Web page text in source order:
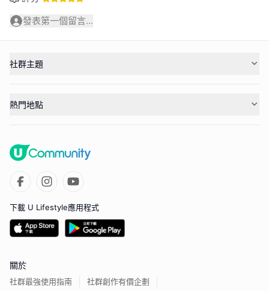
發表第一個留言...
社群主題
熱門地點
下載 U Lifestyle應用程式
關於
社群最強使用指南 社群創作有價企劃